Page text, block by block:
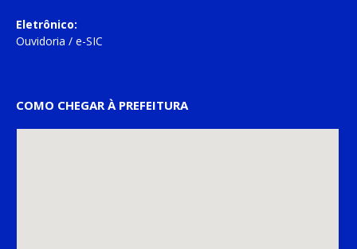
Eletrônico:
Ouvidoria / e-SIC
COMO CHEGAR À PREFEITURA